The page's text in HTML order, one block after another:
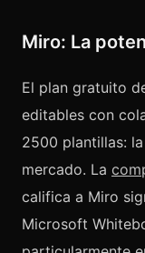
Miro: La
El plan gratuito
editables con
2500 plantillas:
mercado. La
califica a Miro
Microsoft